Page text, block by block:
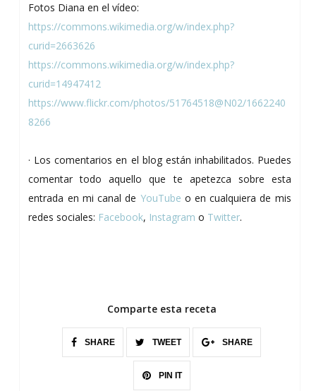
Fotos Diana en el vídeo:
https://commons.wikimedia.org/w/index.php?
curid=2663626
https://commons.wikimedia.org/w/index.php?
curid=14947412
https://www.flickr.com/photos/51764518@N02/1662240
8266
· Los comentarios en el blog están inhabilitados. Puedes
comentar todo aquello que te apetezca sobre esta
entrada en mi canal de YouTube o en cualquiera de mis
redes sociales: Facebook, Instagram o Twitter.
Comparte esta receta
SHARE TWEET SHARE
PIN IT